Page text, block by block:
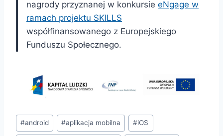
nagrody przyznanej w konkursie eNgage w
ramach projektu SKILLS
współfinansowanego z Europejskiego
Funduszu Społecznego.
Tagi
wpisu:
#android #aplikacja mobilna #iOS